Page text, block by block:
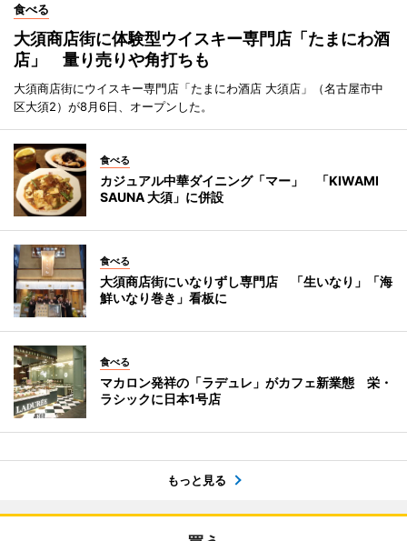
食べる
大須商店街に体験型ウイスキー専門店「たまにわ酒
店」 量り売りや角打ちも
大須商店街にウイスキー専門店「たまにわ酒店 大須店」（名古屋市中
区大須2）が8月6日、オープンした。
食べる
カジュアル中華ダイニング「マー」 「KIWAMI
SAUNA 大須」に併設
食べる
大須商店街にいなりずし専門店 「生いなり」「海
鮮いなり巻き」看板に
食べる
マカロン発祥の「ラデュレ」がカフェ新業態 栄・
ラシックに日本1号店
もっと見る